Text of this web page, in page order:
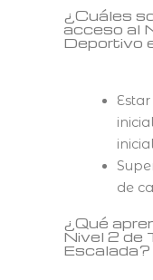
¿Cuáles
acceso al
Deportivo
de
¿Qué
Nivel 2 de
Escalada?